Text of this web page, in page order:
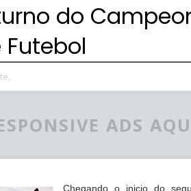
do
ADS
Chegando o inicio do